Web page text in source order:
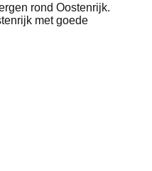
rond Oostenrijk.
met goede